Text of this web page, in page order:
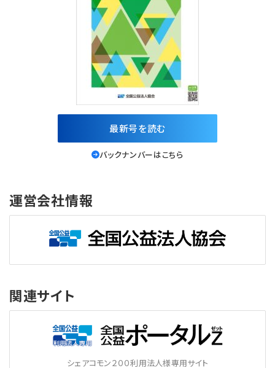
最新号を読む
バックナンバーはこちら
運営会社情報
関連サイト
シェアコモン２００利用法人様専用サイト